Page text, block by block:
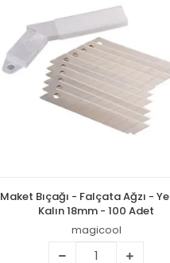
Maket Bıçağı - Falçata Ağzı -
Kalın 18mm - 100 Adet
magicool